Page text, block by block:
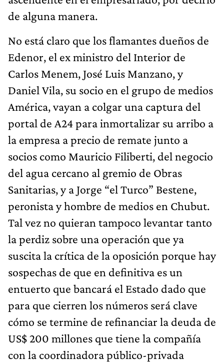
de alguna manera.
No está claro que los flamantes dueños de
Edenor, el ex ministro del Interior de
Carlos Menem, José Luis Manzano, y
Daniel Vila, su socio en el grupo de medios
América, vayan a colgar una captura del
portal de A24 para inmortalizar su arribo a
la empresa a precio de remate junto a
socios como Mauricio Filiberti, del negocio
del agua cercano al gremio de Obras
Sanitarias, y a Jorge “el Turco” Bestene,
peronista y hombre de medios en Chubut.
Tal vez no quieran tampoco levantar tanto
la perdiz sobre una operación que ya
suscita la crítica de la oposición porque hay
sospechas de que en definitiva es un
entuerto que bancará el Estado dado que
para que cierren los números será clave
cómo se termine de refinanciar la deuda de
US$ 200 millones que tiene la compañía
con la coordinadora público-privada